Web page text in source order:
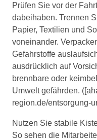
Prüfen Sie vor der
dabeihaben. Trennen
Papier, Textilien und
voneinander.
Gefahrstoffe
ausdrücklich auf
brennbare oder
Umwelt gefährden.
region.de/entsorgung-
Nutzen Sie stabile
So sehen die